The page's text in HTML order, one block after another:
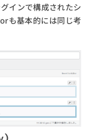
インで構成されたシ
も基本的には同じ考